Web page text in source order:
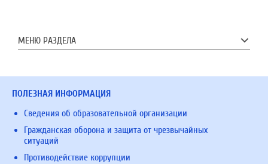
МЕНЮ РАЗДЕЛА
ПОЛЕЗНАЯ ИНФОРМАЦИЯ
Сведения об образовательной организации
Гражданская оборона и защита от чрезвычайных
ситуаций
Противодействие коррупции